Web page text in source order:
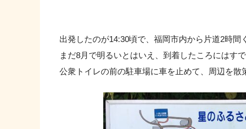
出発したのが14:30頃で、福岡市内から片道2時間
まだ8月で明るいとはいえ、到着したころにはす
公衆トイレの前の駐車場に車を止めて、周辺を散